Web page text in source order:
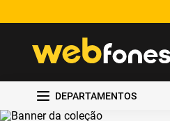
DEPARTAMENTOS